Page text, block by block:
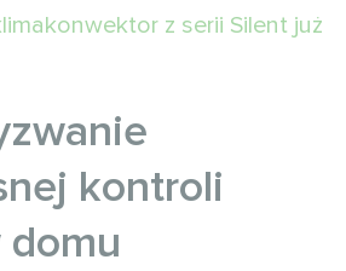
z serii Silent już
kontroli